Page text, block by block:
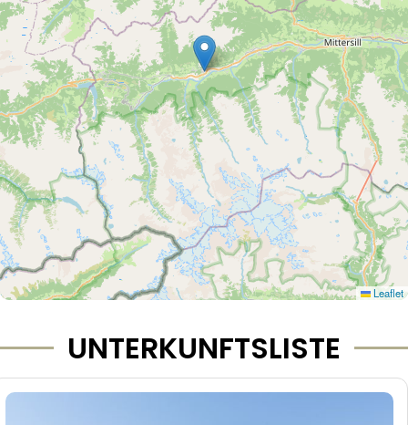
Leaflet
UNTERKUNFTSLISTE